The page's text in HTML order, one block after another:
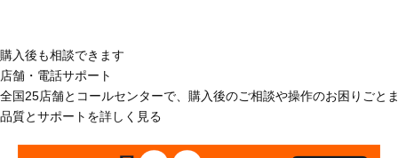
購入後も相談できます
店舗・電話サポート
全国25店舗とコールセンターで、購入後のご相談や操作のお困りごと
品質とサポートを詳しく見る